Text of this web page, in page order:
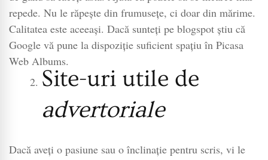
repede. Nu le răpește din frumusețe, ci doar din mărime.
Calitatea este aceeași. Dacă sunteți pe blogspot știu că
Google vă pune la dispoziție suficient spațiu în Picasa
Web Albums.
Site-uri utile de
advertoriale
Dacă aveți o pasiune sau o înclinație pentru scris, vi le